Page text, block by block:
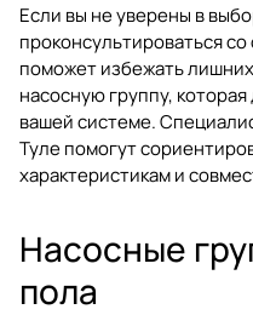
Если вы не уверены в
проконсультироваться
поможет избежать
насосную группу,
вашей системе.
Туле помогут
характеристикам и
Насосные
пола